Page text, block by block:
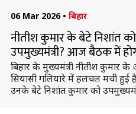
06 Mar 2026 • बिहार
नीतीश कुमार के बेटे निशांत
उपमुख्यमंत्री? आज बैठक में
बिहार के मुख्यमंत्री नीतीश कुमार
सियासी गलियारे में हलचल मची
उनके बेटे निशांत कुमार को